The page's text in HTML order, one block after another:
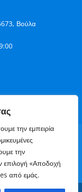
την εμπειρία
την
επιλογή «Αποδοχή
από εμάς.
Βούλα
Ζωής